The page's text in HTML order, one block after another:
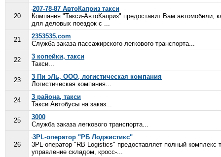
20
207-78-87 АвтоКаприз такси
Компания "Такси-АвтоКаприз" предоставит Вам автомобили,
для деловых поездок с ...
21
2353535.com
Служба заказа пассажирского легкового транспорта...
22
3 копейки, такси
Такси...
23
3 Пи эЛь, ООО, логистическая компания
Логистическая компания...
24
3 района, такси
Такси Автобусы на заказ...
25
3000
Служба заказа легкового транспорта...
26
3PL-оператор "РБ Лоджистикс"
3PL-оператор "RB Logistics" предоставляет полный комплекс
управление складом, кросс-...